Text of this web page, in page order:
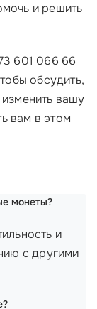
и решить
601 066 66
обсудить,
вашу
вам в этом
монеты?
и
с другими